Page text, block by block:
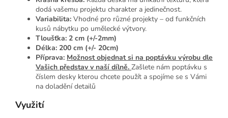
dodá vašemu projektu charakter a jedinečnost.
Variabilita: Vhodné pro různé projekty – od funkčních
kusů nábytku po umělecké výtvory.
Tloušťka: 2 cm (+/-2mm)
Délka: 200 cm (+/- 20cm)
Příprava: Možnost objednat si na poptávku výrobu dle
Vašich představ v naší dílně. Zašlete nám poptávku s
číslem desky kterou chcete použít a spojíme se s Vámi
na doladění detailů
Využití